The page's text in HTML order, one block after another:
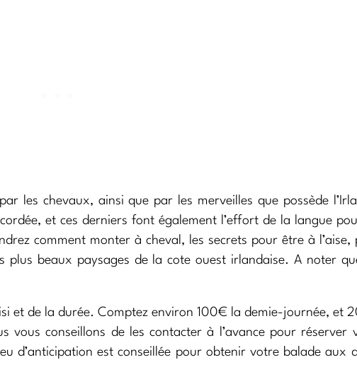
les chevaux, ainsi que par les merveilles que possède
et ces derniers font également l’effort de la langue
comment monter à cheval, les secrets pour être à l’aise,
plus beaux paysages de la cote ouest irlandaise. A noter
et de la durée. Comptez environ 100€ la demie-journée, et
vous conseillons de les contacter à l’avance pour réserver
d’anticipation est conseillée pour obtenir votre balade aux